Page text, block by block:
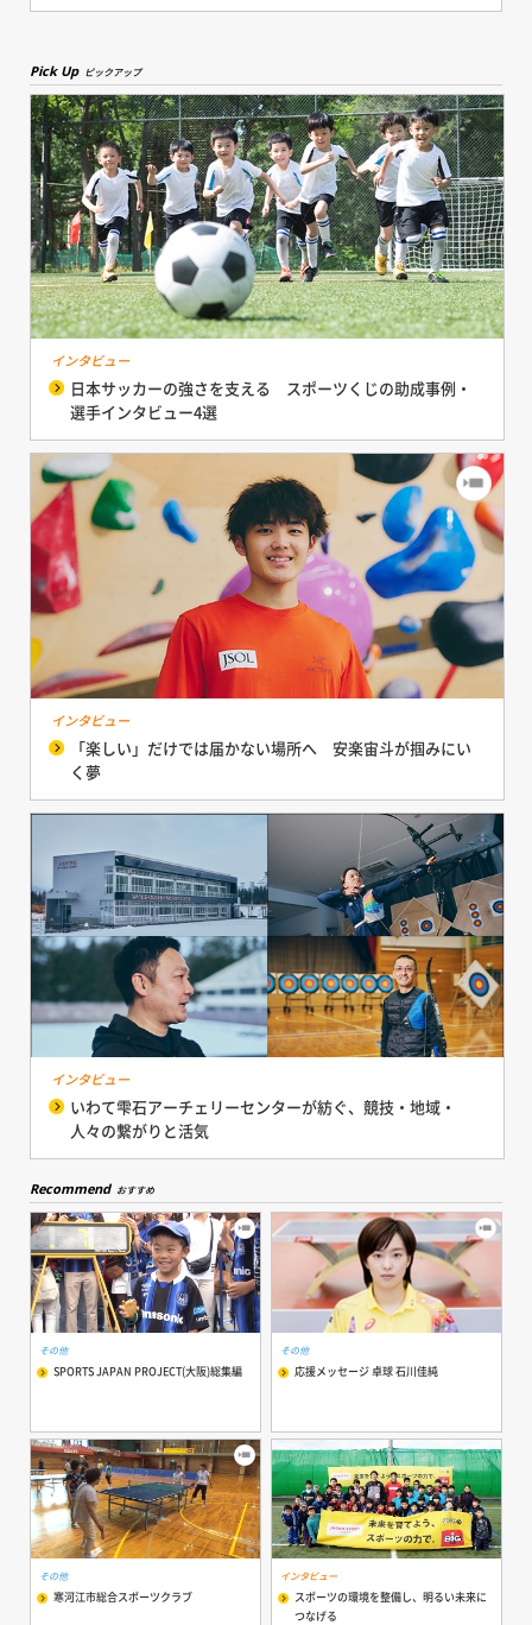
Pick Up ピックアップ
インタビュー
日本サッカーの強さを支える スポーツくじの助成事例・
選手インタビュー4選
インタビュー
「楽しい」だけでは届かない場所へ 安楽宙斗が掴みにい
く夢
インタビュー
いわて雫石アーチェリーセンターが紡ぐ、競技・地域・
人々の繋がりと活気
Recommend おすすめ
その他
SPORTS JAPAN PROJECT(大阪)総集編
その他
応援メッセージ 卓球 石川佳純
その他
寒河江市総合スポーツクラブ
インタビュー
スポーツの環境を整備し、明るい未来に
つなげる